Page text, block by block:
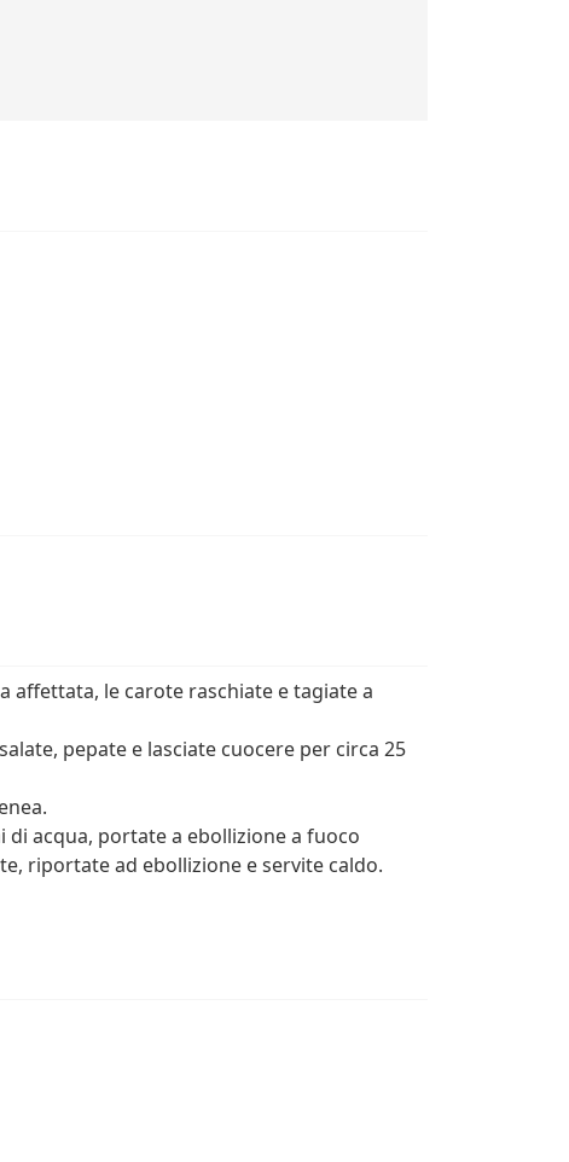
affettata, le carote raschiate e tagiate a
pepate e lasciate cuocere per circa 25
di acqua, portate a ebollizione a fuoco
riportate ad ebollizione e servite caldo.